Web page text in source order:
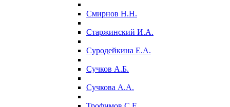
Смирнов Н.Н.
Старжинский И.А.
Суродейкина Е.А.
Сучков А.Б.
Сучкова А.А.